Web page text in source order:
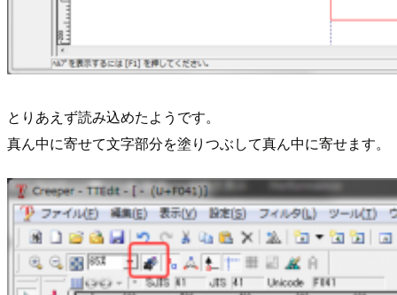
とりあえず読み込めたようです。
真ん中に寄せて文字部分を塗りつぶして真ん中に寄せます。